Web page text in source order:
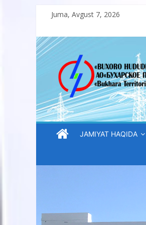
content
Juma, Avgust 7, 2026
“Buxoro
hududiy
elektr
“Buxoro
JAMIYAT HAQIDA